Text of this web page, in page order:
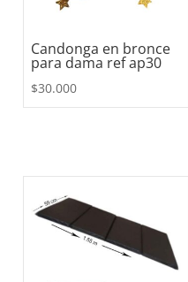
Candonga en bronce
para dama ref ap30
$30.000